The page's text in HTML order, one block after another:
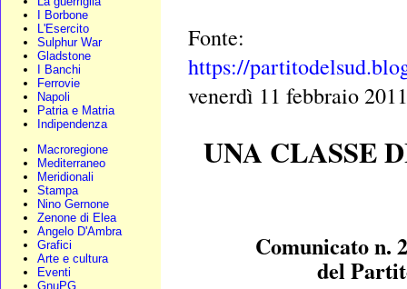
I Borbone
L'Esercito
Sulphur War
Gladstone
I Banchi
Ferrovie
Napoli
Patria e Matria
Indipendenza
Macroregione
Mediterraneo
Meridionali
Stampa
Nino Gernone
Zenone di Elea
Angelo D'Ambra
Grafici
Arte e cultura
Eventi
GnuPG
Fonte:
https://
venerdì 11 febbraio 2011
UNA CLASSE
Comunicato n.
del